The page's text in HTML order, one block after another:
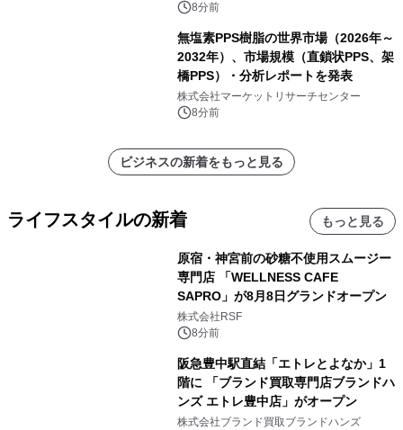
8分前
無塩素PPS樹脂の世界市場（2026年～
2032年）、市場規模（直鎖状PPS、架
橋PPS）・分析レポートを発表
株式会社マーケットリサーチセンター
8分前
ビジネスの新着をもっと見る
ライフスタイルの新着 もっと見る
原宿・神宮前の砂糖不使用スムージー
専門店 「WELLNESS CAFE
SAPRO」が8月8日グランドオープン
株式会社RSF
8分前
阪急豊中駅直結「エトレとよなか」1
階に 「ブランド買取専門店ブランドハ
ンズ エトレ豊中店」がオープン
株式会社ブランド買取ブランドハンズ